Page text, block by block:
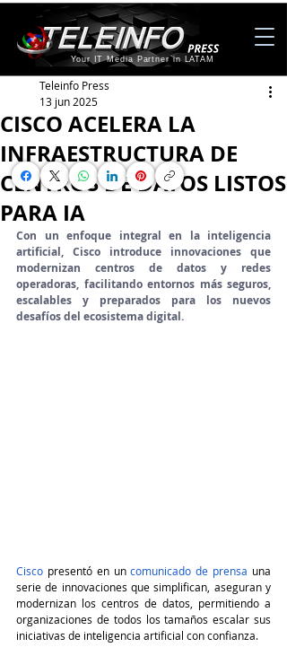
Your IT Media Partner in LATAM
CISCO ACELERA LA
INFRAESTRUCTURA DE
CENTROS DE DATOS LISTOS
PARA IA
Teleinfo Press
13 jun 2025
Con un enfoque integral en la inteligencia
artificial, Cisco introduce innovaciones que
modernizan centros de datos y redes
operadoras, facilitando entornos más seguros,
escalables y preparados para los nuevos
desafíos del ecosistema digital.
Cisco presentó en un comunicado de prensa una
serie de innovaciones que simplifican, aseguran y
modernizan los centros de datos, permitiendo a
organizaciones de todos los tamaños escalar sus
iniciativas de inteligencia artificial con confianza.